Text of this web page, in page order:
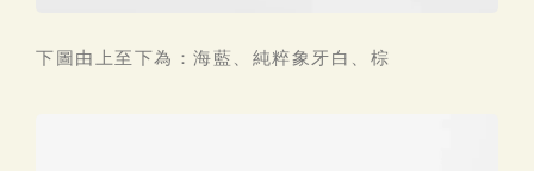
下圖由上至下為：海藍、純粹象牙白、棕